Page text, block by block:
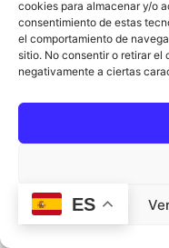
cookies para almacenar y/o
consentimiento de estas
el comportamiento de
sitio. No consentir o retirar
negativamente a ciertas
ES